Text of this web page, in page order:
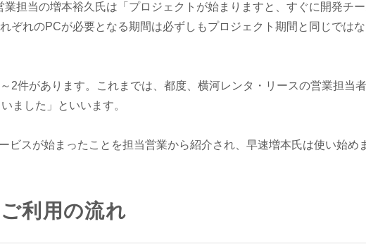
担当の増本裕久氏は「プロジェクトが始まりますと、すぐに開発チ
ぞれのPCが必要となる期間は必ずしもプロジェクト期間と同じでは
2件があります。これまでは、都度、横河レンタ・リースの営業担当
ました」といいます。
ビスが始まったことを担当営業から紹介され、早速増本氏は使い始め
利用の流れ